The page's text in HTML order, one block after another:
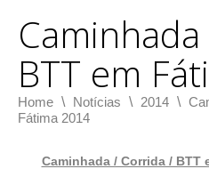
BTT em
Home \ Notícias \ 2014 \
Fátima 2014
Caminhada / Corrida / BTT